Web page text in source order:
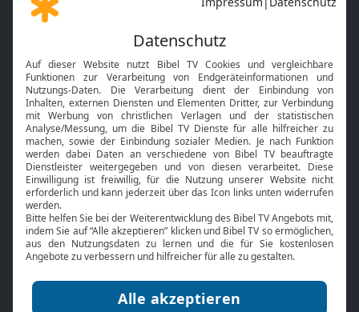
Gott und Bibel erklärt
Neuigkeiten
Mobile App
Smart TV
HbbTV
Bibelthek Online-Bibel
Nächster Gottesdienst
Bibel TV
Über uns
Jobs
Mediadaten
Service
Kontakt
TV-Empfang